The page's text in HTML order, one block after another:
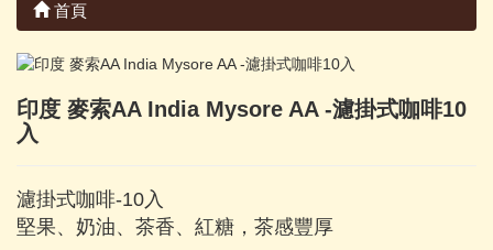
首頁
印度 麥索AA India Mysore AA -濾掛式咖啡10
入
濾掛式咖啡-10入
堅果、奶油、茶香、紅糖，茶感豐厚